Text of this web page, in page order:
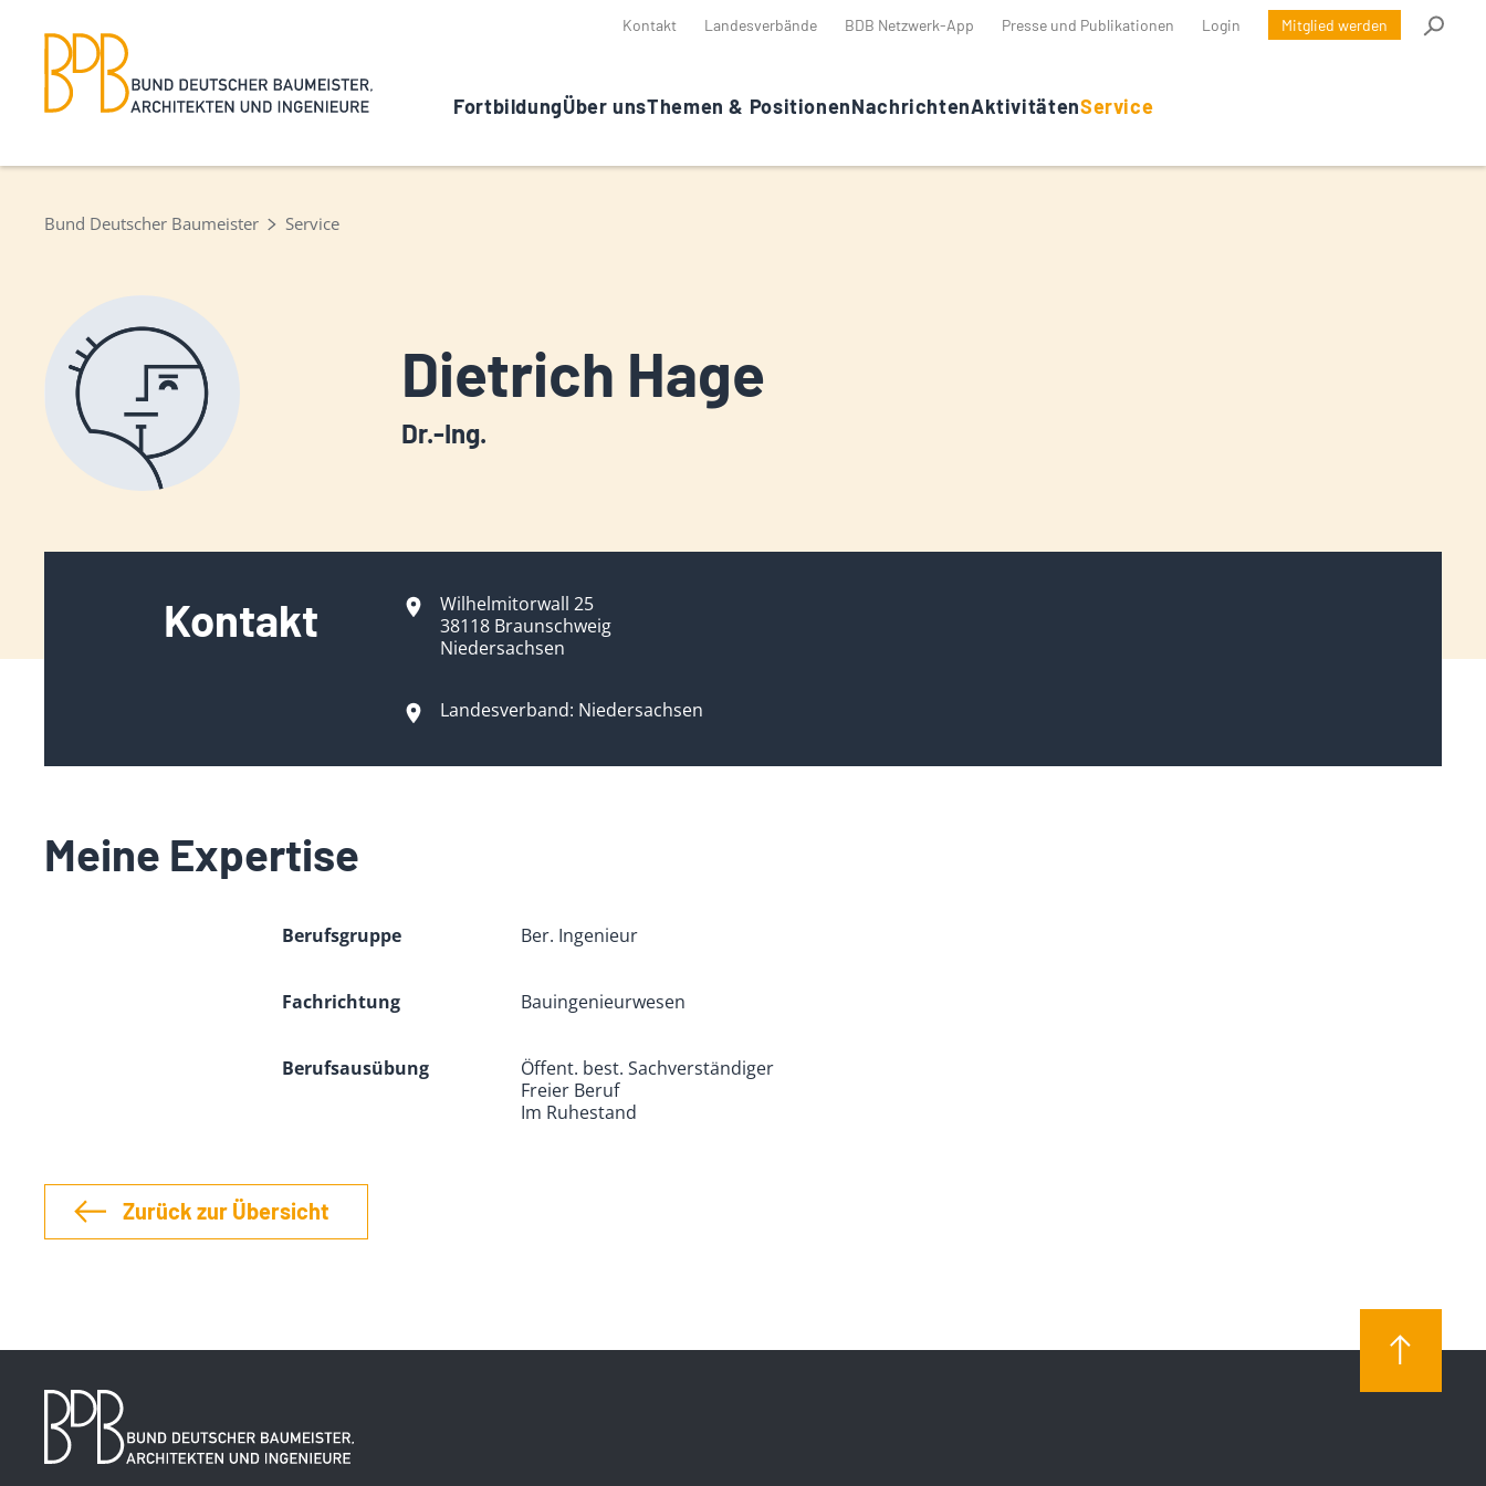
Kontakt Landesverbände BDB Netzwerk-App Presse und Publikationen Login Mitglied werden
FortbildungÜber unsThemen & PositionenNachrichtenAktivitätenService
Bund Deutscher Baumeister Service
Dietrich Hage
Dr.-Ing.
Kontakt
Wilhelmitorwall 25
38118 Braunschweig
Niedersachsen
Landesverband: Niedersachsen
Meine Expertise
Berufsgruppe Ber. Ingenieur
Fachrichtung Bauingenieurwesen
Berufsausübung
Öffent. best. Sachverständiger
Freier Beruf
Im Ruhestand
Zurück zur Übersicht